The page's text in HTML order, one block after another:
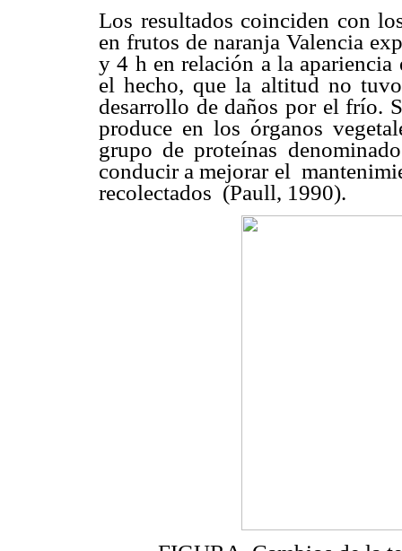
Los resultados coinciden con
en frutos de naranja Valencia
y 4 h en relación a la apariencia
el hecho, que la altitud no
desarrollo de daños por el frío.
produce en los órganos
grupo de proteínas
conducir a mejorar el
recolectados (Paull, 1990).